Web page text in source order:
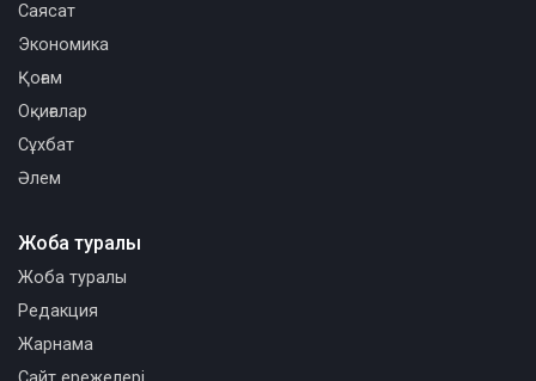
Саясат
Экономика
Қоғам
Оқиғалар
Сұхбат
Әлем
Жоба туралы
Жоба туралы
Редакция
Жарнама